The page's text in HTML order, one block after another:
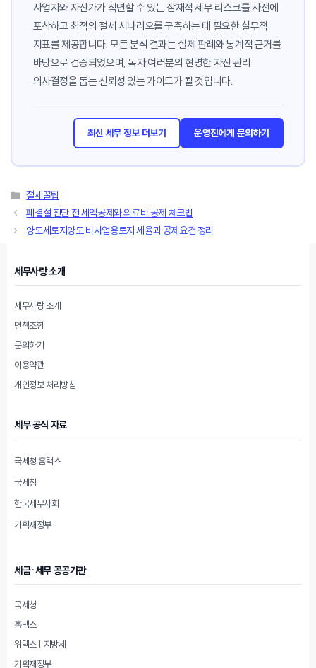
사업자와 자산가가 직면할 수 있는 잠재적 세무 리스크를 사전에
포착하고 최적의 절세 시나리오를 구축하는 데 필요한 실무적
지표를 제공합니다. 모든 분석 결과는 실제 판례와 통계적 근거를
바탕으로 검증되었으며, 독자 여러분의 현명한 자산 관리
의사결정을 돕는 신뢰성 있는 가이드가 될 것입니다.
최신 세무 정보 더보기 운영진에게 문의하기
카
테
리
절세꿀팁
폐결절 진단 전 세액공제와 의료비 공제 체크법
양도세토지양도 비사업용토지 세율과 공제요건 정리
세무사랑 소개
세무사랑 소개
면책조항
문의하기
이용약관
개인정보 처리방침
세무 공식 자료
국세청 홈택스
국세청
한국세무사회
기획재정부
세금·세무 공공기관
국세청
홈택스
위택스 | 지방세
기획재정부